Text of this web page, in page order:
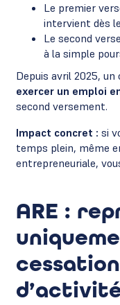
Le premier
intervient dès
Le second
à la simple
Depuis avril 2025,
exercer un emploi
second versement.
Impact concret : si
temps plein, même
entrepreneuriale,
ARE :